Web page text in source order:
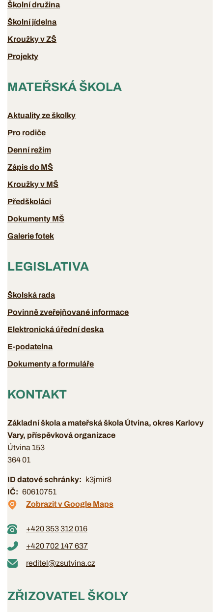
Školní družina
Školní jídelna
Kroužky v ZŠ
Projekty
MATEŘSKÁ ŠKOLA
Aktuality ze školky
Pro rodiče
Denní režim
Zápis do MŠ
Kroužky v MŠ
Předškoláci
Dokumenty MŠ
Galerie fotek
LEGISLATIVA
Školská rada
Povinně zveřejňované informace
Elektronická úřední deska
E-podatelna
Dokumenty a formuláře
KONTAKT
Základní škola a mateřská škola Útvina, okres Karlovy
Vary, příspěvková organizace
Útvina 153
364 01
ID datové schránky
k3jmir8
IČ
60610751
Zobrazit v Google Maps
+420 353 312 016
+420 702 147 637
reditel@zsutvina.cz
ZŘIZOVATEL ŠKOLY